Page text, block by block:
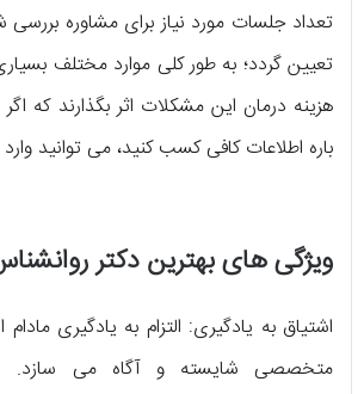
تعداد جلسات مورد نیاز برای مشاوره بررسی
تعیین گردد؛ به طور کلی موارد مختلف
هزینه درمان این مشکلات اثر بگذارند که
باره اطلاعات کافی کسب کنید، می توانید
ویژگی های بهترین دکتر
اشتیاق به یادگیری: التزام به یادگیری
متخصصی شایسته و آگاه می سازد.